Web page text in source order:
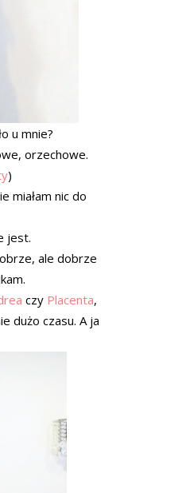
u mnie?
orzechowe.
)
miałam nic do
jest.
ale dobrze
czy Placenta,
dużo czasu. A ja